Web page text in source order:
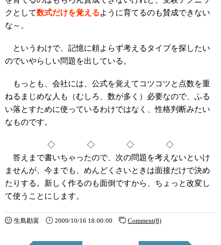
クとして数式だけを覚えるように育てるのも賛成できない
な～。
というわけで、記憶に頼よらず考えるタイプを探したい
のでいやらしい問題を出している。
もっとも、会社には、公式を覚えてコツコツと点数を重
ねるまじめな人も（むしろ、数が多く）必要なので、ふる
い落とすために使っているわけではなく、性格判断みたい
なものです。
◇ ◇ ◇ ◇
答えまで書いちゃったので、次の問題を考えないといけ
ませんが、今までも、めんどくさいときは面接だけで決め
たりする。新しく作るのも面倒ですから、ちょっと改変し
て使うことにします。
生島勘富 2009/10/16 18:00:00 Comment(8)